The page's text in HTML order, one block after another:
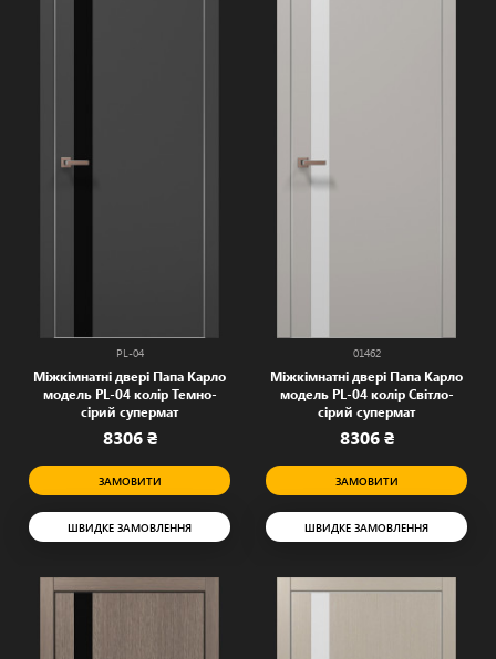
PL-04
Міжкімнатні двері Папа Карло
модель PL-04 колір Темно-
сірий супермат
8306 ₴
ЗАМОВИТИ
ШВИДКЕ ЗАМОВЛЕННЯ
01462
Міжкімнатні двері Папа Карло
модель PL-04 колір Світло-
сірий супермат
8306 ₴
ЗАМОВИТИ
ШВИДКЕ ЗАМОВЛЕННЯ